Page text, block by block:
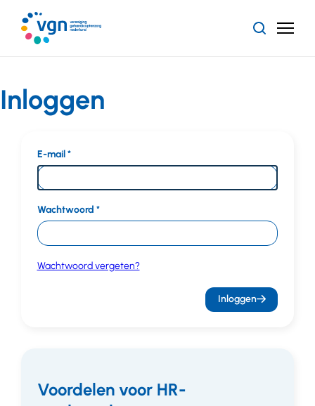
naar
hoofdinhoud
ZoekenMenu
Inloggen
E-mail
Wachtwoord
Wachtwoord vergeten?
Inloggen
Voordelen voor HR-